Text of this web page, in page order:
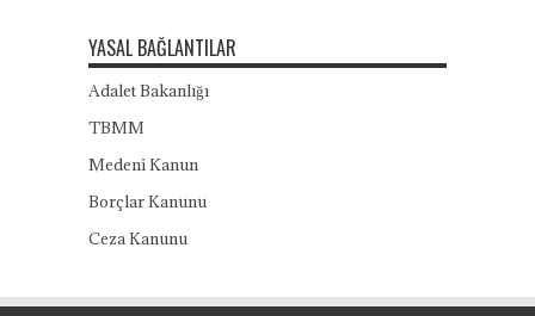
YASAL BAĞLANTILAR
Adalet Bakanlığı
TBMM
Medeni Kanun
Borçlar Kanunu
Ceza Kanunu